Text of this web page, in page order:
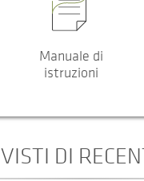
Manuale di
istruzioni
VISTI DI